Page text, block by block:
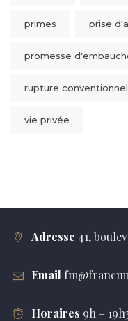
primes prise
promesse
rupture
vie privée
Adresse 41,
Email
Horaires 9h –